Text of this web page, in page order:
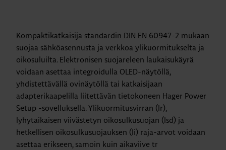
Kompaktikatkaisija standardin DIN EN 60947-2 mukaan
suojaa sähköasennusta ja verkkoa ylikuormitukselta ja
oikosuluilta. Elektronisen suojareleen laukaisukäyrä
voidaan asettaa integroidulla OLED-näytöllä,
yhdistettävällä ovinäytöllä tai katkaisijaan
adapterikaapelilla liitettävän tietokoneen Hager Power
Setup -sovelluksella. Ylikuormitusvirran (Ir),
lyhytaikaisen viivästetyn oikosulkusuojan (Isd) ja
hetkellisen oikosulkusuojauksen (Ii) raja-arvot voidaan
asettaa erikseen, samoin kuin aikaviive tr